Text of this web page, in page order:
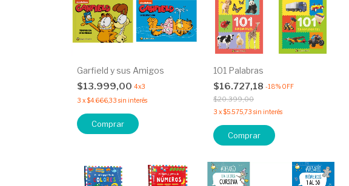
Garfield y sus Amigos
$13.999,00 4x3
3 x$4.666,33 sin interés
Comprar
101 Palabras
$16.727,18 -18% OFF
$20.399,00
3 x$5.575,73 sin interés
Comprar